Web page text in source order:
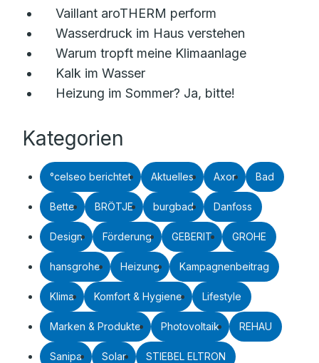
Vaillant aroTHERM perform
Wasserdruck im Haus verstehen
Warum tropft meine Klimaanlage
Kalk im Wasser
Heizung im Sommer? Ja, bitte!
Kategorien
°celseo berichtet Aktuelles Axor Bad
Bette BRÖTJE burgbad Danfoss
Design Förderung GEBERIT GROHE
hansgrohe Heizung Kampagnenbeitrag
Klima Komfort & Hygiene Lifestyle
Marken & Produkte Photovoltaik REHAU
Sanipa Solar STIEBEL ELTRON